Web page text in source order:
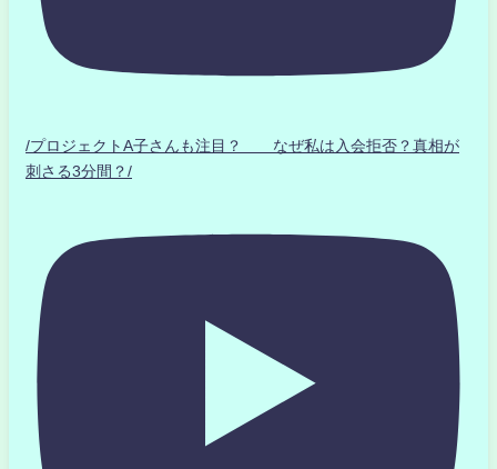
/プロジェクトA子さんも注目？ なぜ私は入会拒否？真相が
刺さる3分間？/